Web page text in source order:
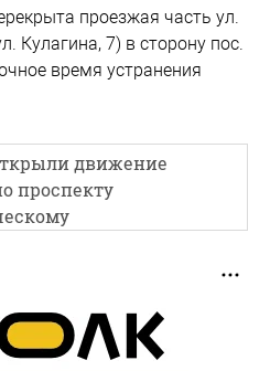
проезжая часть ул.
Кулагина, 7) в сторону пос.
время устранения
движение
проспекту